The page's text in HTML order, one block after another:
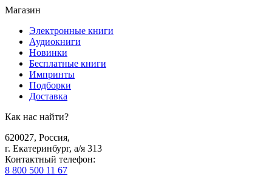
Магазин
Электронные книги
Аудиокниги
Новинки
Бесплатные книги
Импринты
Подборки
Доставка
Как нас найти?
620027, Россия,
г. Екатеринбург, а/я 313
Контактный телефон:
8 800 500 11 67